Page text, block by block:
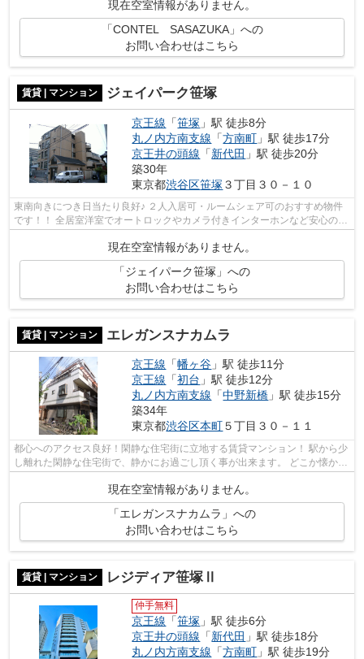
現在空室情報がありません。
「CONTEL SASAZUKA」への
お問い合わせはこちら
賃貸 | マンション ジェイパーク笹塚
京王線 「笹塚 」駅 徒歩8分
丸ノ内方南支線 「方南町 」駅 徒歩17分
京王井の頭線 「新代田 」駅 徒歩20分
築30年
東京都渋谷区笹塚 ３丁目３０－１０
東南向きにつき日当たり良好♪ ２人入居可・ルームシェア可のおすすめ物件
です！！ 全居室洋室でオートロックやカメラ付きインターホンなど安心のセ
現在空室情報がありません。
「ジェイパーク笹塚」への
お問い合わせはこちら
賃貸 | マンション エレガンスナカムラ
京王線 「幡ヶ谷 」駅 徒歩11分
京王線 「初台 」駅 徒歩12分
丸ノ内方南支線 「中野新橋 」駅 徒歩15分
築34年
東京都渋谷区本町５丁目３０－１１
都心へのアクセス良好！閑静な住宅街に立地する賃貸マンション！ 駅から少
し離れた閑静な住宅街で、静かにお過ごし頂く事が出来ます。 どこか懐かし
現在空室情報がありません。
「エレガンスナカムラ」への
お問い合わせはこちら
賃貸 | マンション レジディア笹塚Ⅱ
仲手無料
京王線 「笹塚 」駅 徒歩6分
京王井の頭線 「新代田 」駅 徒歩18分
丸ノ内方南支線 「方南町 」駅 徒歩19分